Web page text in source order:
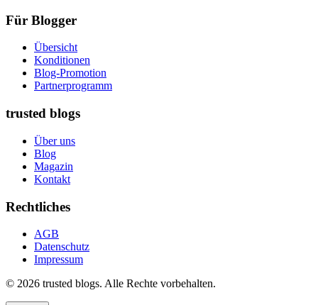
Für Blogger
Übersicht
Konditionen
Blog-Promotion
Partnerprogramm
trusted blogs
Über uns
Blog
Magazin
Kontakt
Rechtliches
AGB
Datenschutz
Impressum
© 2026 trusted blogs. Alle Rechte vorbehalten.